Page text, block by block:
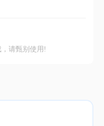
请甄别使用!